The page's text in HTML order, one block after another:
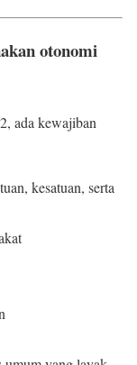
otonomi
ada kewajiban
kesatuan, serta